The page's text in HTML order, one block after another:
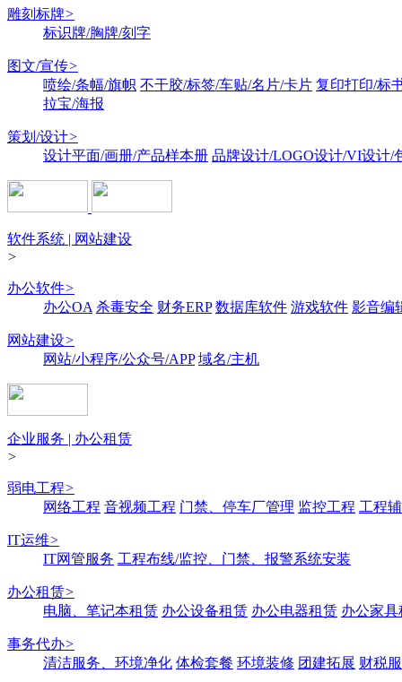
雕刻标牌>
标识牌/胸牌/刻字
图文/宣传>
喷绘/条幅/旗帜 不干胶/标签/车贴/名片/卡片 复印打印/标
拉宝/海报
策划/设计>
设计平面/画册/产品样本册 品牌设计/LOGO设计/VI设计/
软件系统 | 网站建设
>
办公软件>
办公OA 杀毒安全 财务ERP 数据库软件 游戏软件 影音编
网站建设>
网站/小程序/公众号/APP 域名/主机
企业服务 | 办公租赁
>
弱电工程>
网络工程 音视频工程 门禁、停车厂管理 监控工程 工程
IT运维>
IT网管服务 工程布线/监控、门禁、报警系统安装
办公租赁>
电脑、笔记本租赁 办公设备租赁 办公电器租赁 办公家具
事务代办>
清洁服务、环境净化 体检套餐 环境装修 团建拓展 财税